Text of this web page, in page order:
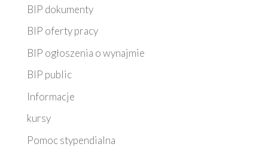
BIP dokumenty
BIP oferty pracy
BIP ogłoszenia o wynajmie
BIP public
Informacje
kursy
Pomoc stypendialna